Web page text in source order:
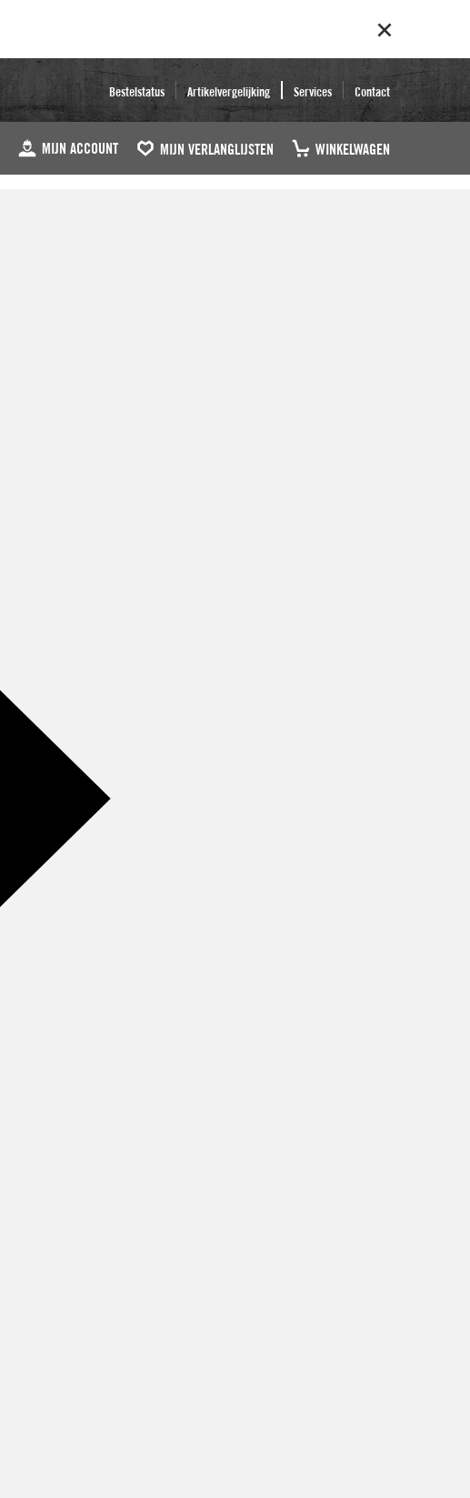
Bestelstatus Artikelvergelijking Services Contact
MIJN ACCOUNT MIJN VERLANGLIJSTEN WINKELWAGEN